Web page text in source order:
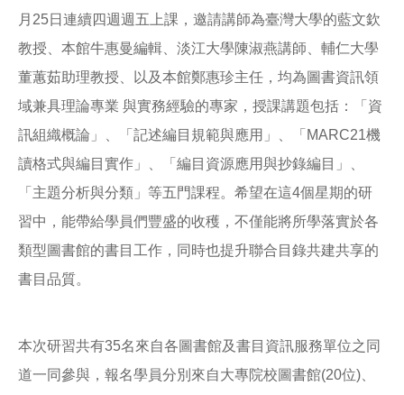
月25日連續四週週五上課，邀請講師為臺灣大學的藍文欽
教授、本館牛惠曼編輯、淡江大學陳淑燕講師、輔仁大學
董蕙茹助理教授、以及本館鄭惠珍主任，均為圖書資訊領
域兼具理論專業 與實務經驗的專家，授課講題包括：「資
訊組織概論」、「記述編目規範與應用」、「MARC21機
讀格式與編目實作」、「編目資源應用與抄錄編目」、
「主題分析與分類」等五門課程。希望在這4個星期的研
習中，能帶給學員們豐盛的收穫，不僅能將所學落實於各
類型圖書館的書目工作，同時也提升聯合目錄共建共享的
書目品質。
本次研習共有35名來自各圖書館及書目資訊服務單位之同
道一同參與，報名學員分別來自大專院校圖書館(20位)、